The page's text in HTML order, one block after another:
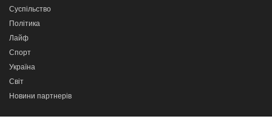
Суспільство
Політика
Лайф
Спорт
Україна
Світ
Новини партнерів